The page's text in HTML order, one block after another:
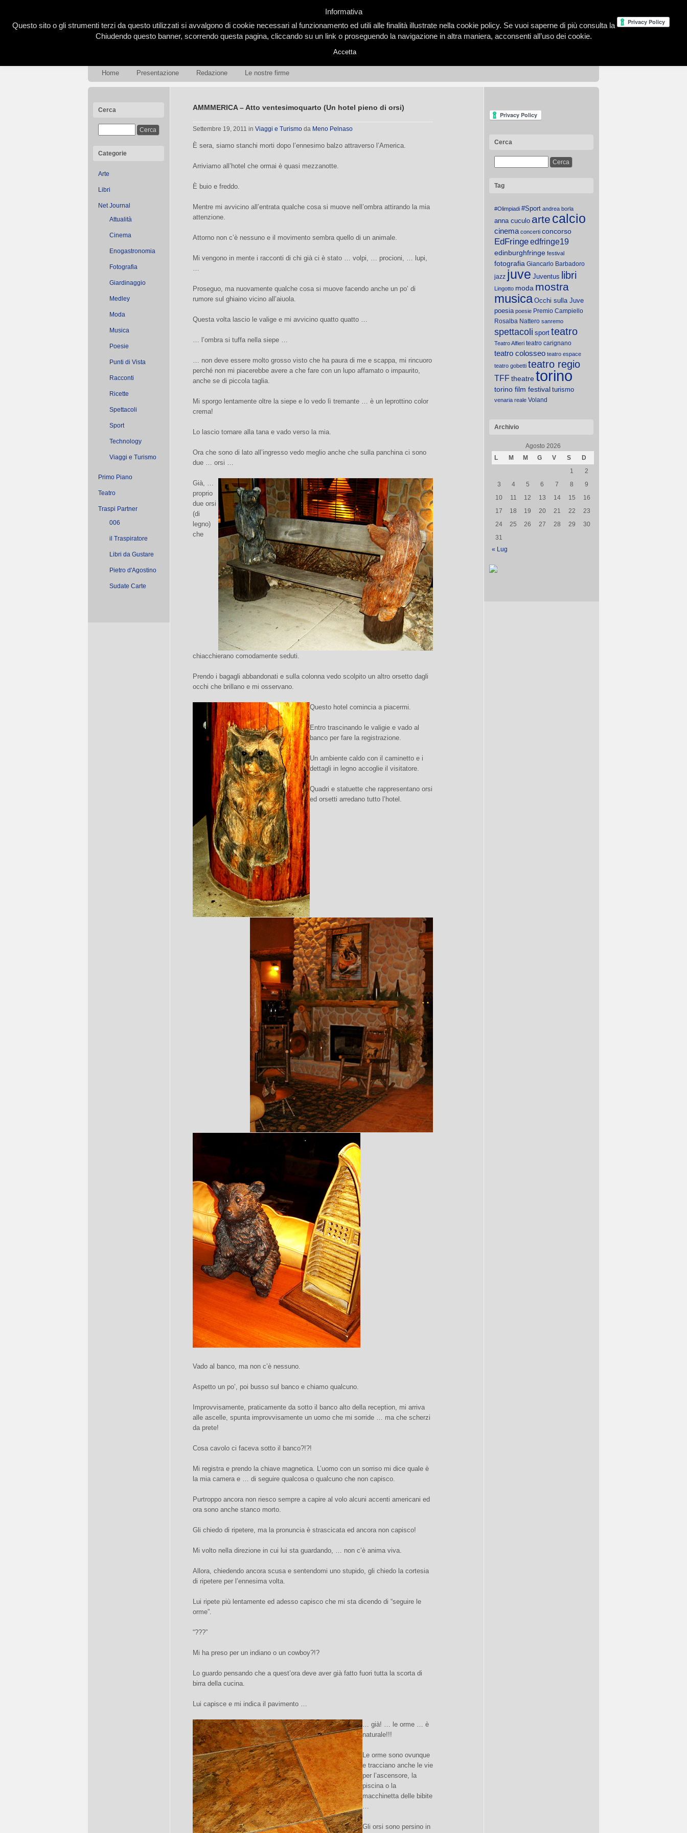
Home Presentazione Redazione Le nostre firme
Cerca
Categorie
Arte
Libri
Net Journal
Attualità
Cinema
Enogastronomia
Fotografia
Giardinaggio
Medley
Moda
Musica
Poesie
Punti di Vista
Racconti
Ricette
Spettacoli
Sport
Technology
Viaggi e Turismo
Primo Piano
Teatro
Traspi Partner
006
il Traspiratore
Libri da Gustare
Pietro d'Agostino
Sudate Carte
AMMMERICA – Atto ventesimoquarto (Un hotel pieno di orsi)
Settembre 19, 2011 in Viaggi e Turismo da Meno Pelnaso
È sera, siamo stanchi morti dopo l’ennesimo balzo attraverso l’America.
Arriviamo all’hotel che ormai è quasi mezzanotte.
È buio e freddo.
Mentre mi avvicino all’entrata qualche cosa si muove nell’ombra attirando la mia
attenzione.
Attorno non c’è nessuno e il movimento sembra quello di un animale.
Mi vengono in mente i racconti di chi già ci è stato … volpi, … procioni, … lupi,
…
Proseguo, ma nuovamente qualche cosa si muove facendo anche un po’ di
rumore sul ghiaino vicino all’aiuola.
Questa volta lascio le valige e mi avvicino quatto quatto …
… l’ombra si tuffa nella siepe …
… non deve essere molto grosso visto che ha paura di me e scappa, mi rincuoro
perché non mi piacerebbe avere a che fare con un lupo affamato o impaurito,
anche se di piccola taglia.
Mi sporgo lentamente oltre la siepe e lo vedo lì tremante … è un leprottino color
crema!
Lo lascio tornare alla tana e vado verso la mia.
Ora che sono di lato all’ingresso vedo meglio anche che sulla panchina ci sono
due … orsi …
Già, …
proprio
due orsi
(di
legno)
che
chiacchierano comodamente seduti.
Prendo i bagagli abbandonati e sulla colonna vedo scolpito un altro orsetto dagli
occhi che brillano e mi osservano.
Questo hotel comincia a piacermi.
Entro trascinando le valigie e vado al
banco per fare la registrazione.
Un ambiente caldo con il caminetto e i
dettagli in legno accoglie il visitatore.
Quadri e statuette che rappresentano orsi
ed orsetti arredano tutto l’hotel.
Vado al banco, ma non c’è nessuno.
Aspetto un po’, poi busso sul banco e chiamo qualcuno.
Improvvisamente, praticamente da sotto il banco alto della reception, mi arriva
alle ascelle, spunta improvvisamente un uomo che mi sorride … ma che scherzi
da prete!
Cosa cavolo ci faceva sotto il banco?!?!
Mi registra e prendo la chiave magnetica. L’uomo con un sorriso mi dice quale è
la mia camera e … di seguire qualcosa o qualcuno che non capisco.
Purtroppo ancora non riesco sempre a capire al volo alcuni accenti americani ed
ora sono anche stanco morto.
Gli chiedo di ripetere, ma la pronuncia è strascicata ed ancora non capisco!
Mi volto nella direzione in cui lui sta guardando, … non c’è anima viva.
Allora, chiedendo ancora scusa e sentendomi uno stupido, gli chiedo la cortesia
di ripetere per l’ennesima volta.
Lui ripete più lentamente ed adesso capisco che mi sta dicendo di “seguire le
orme”.
“???”
Mi ha preso per un indiano o un cowboy?!?
Lo guardo pensando che a quest’ora deve aver già fatto fuori tutta la scorta di
birra della cucina.
Lui capisce e mi indica il pavimento …
… già! … le orme … è
naturale!!!
Le orme sono ovunque
e tracciano anche le vie
per l’ascensore, la
piscina o la
macchinetta delle bibite
…
Gli orsi sono persino in
Cerca
Tag
#Olimpiadi #Sport andrea borla
anna cuculo arte calcio
cinema concerti concorso
EdFringeedfringe19
edinburghfringe festival
fotografia Giancarlo Barbadoro
jazz juve Juventus libri
Lingotto moda mostra
musica Occhi sulla Juve
poesia poesie Premio Campiello
Rosalba Nattero sanremo
spettacoli sport teatro
Teatro Alfieri teatro carignano
teatro colosseo teatro espace
teatro gobetti teatro regio
TFFtheatretorino
torino film festival turismo
venaria reale Voland
Archivio
Agosto 2026
L
M M G V S
D
1
2
3
4 5 6 7 8
9
10
11 12 13 14 15
16
17
18 19 20 21 22
23
24
25 26 27 28 29
30
31
« Lug
Informativa
Questo sito o gli strumenti terzi da questo utilizzati si avvalgono di cookie necessari al funzionamento ed utili alle finalità illustrate nella cookie policy. Se vuoi saperne di più consulta la
Chiudendo questo banner, scorrendo questa pagina, cliccando su un link o proseguendo la navigazione in altra maniera, acconsenti all’uso dei cookie.
Accetta